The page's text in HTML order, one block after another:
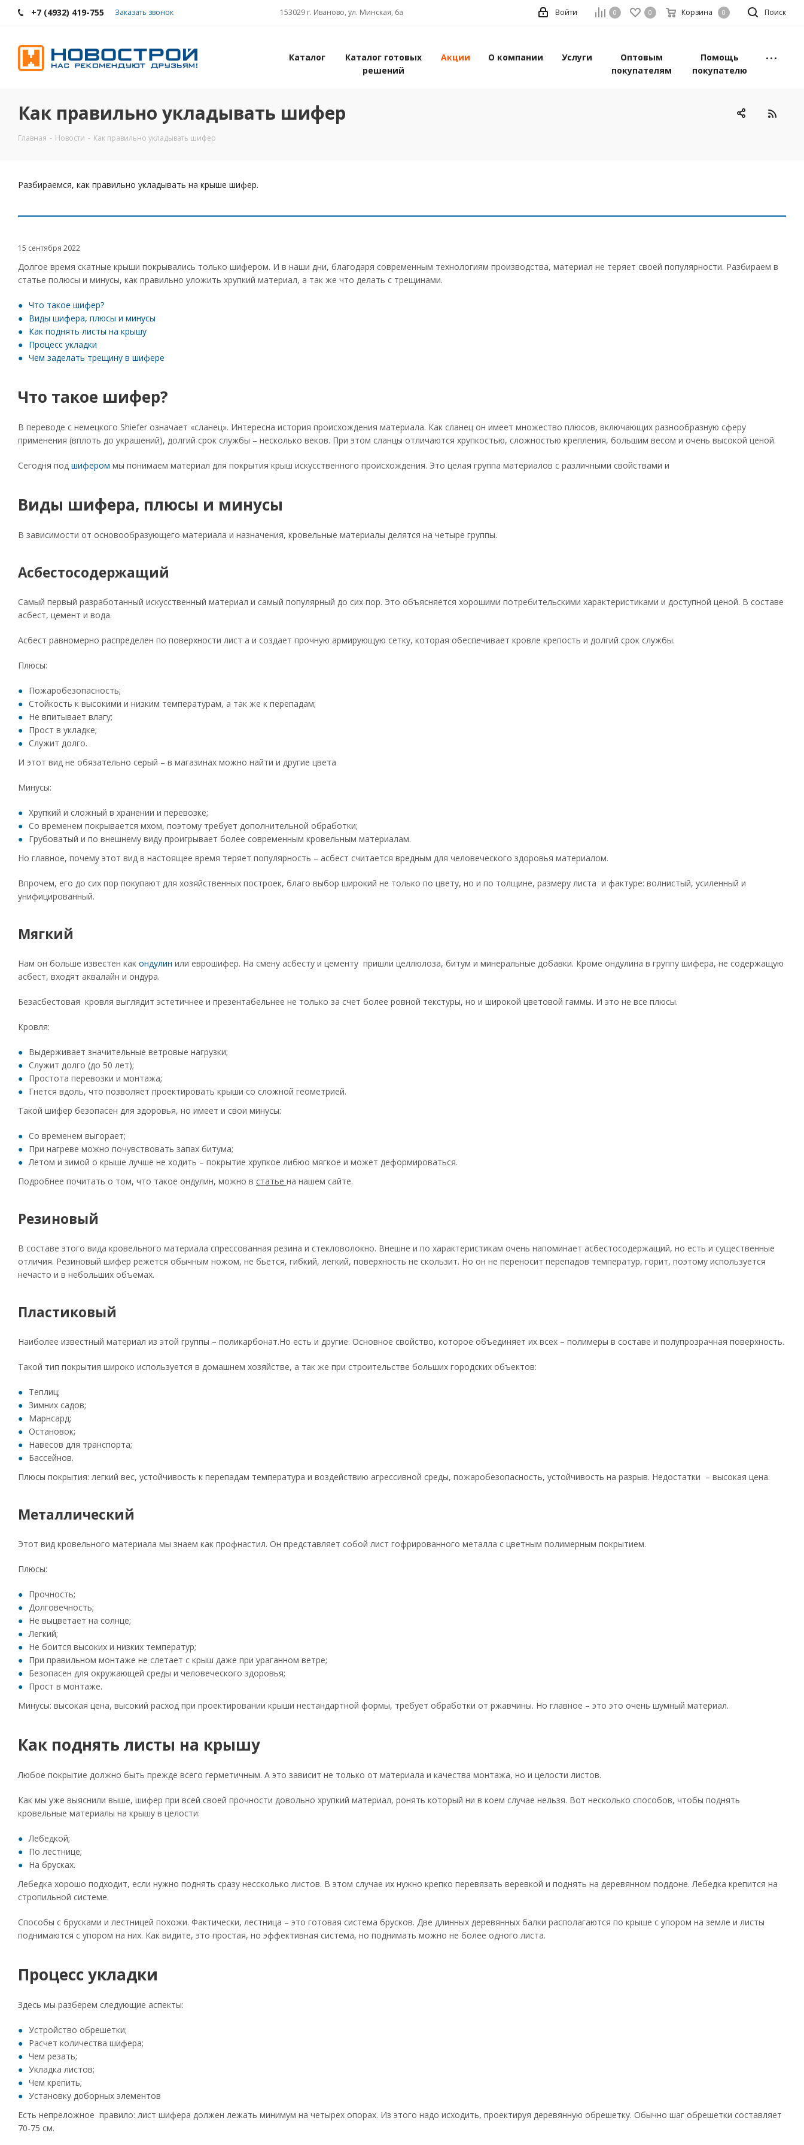
+7 (4932) 419-755 Заказать звонок 153029 г. Иваново, ул. Минская, 6а Поиск
0 0 Корзина 0
Войти
Каталог
Каталог готовых
решений
Акции О компании Услуги
Оптовым
покупателям
Помощь
покупателю
Как правильно укладывать шифер
Главная - Новости - Как правильно укладывать шифер
Разбираемся, как правильно укладывать на крыше шифер.
15 сентября 2022
Долгое время скатные крыши покрывались только шифером. И в наши дни, благодаря современным технологиям производства, материал не теряет своей популярности. Разбираем в
статье полюсы и минусы, как правильно уложить хрупкий материал, а так же что делать с трещинами.
Что такое шифер?
Виды шифера, плюсы и минусы
Как поднять листы на крышу
Процесс укладки
Чем заделать трещину в шифере
Что такое шифер?
В переводе с немецкого Shiefer означает «сланец». Интересна история происхождения материала. Как сланец он имеет множество плюсов, включающих разнообразную сферу
применения (вплоть до украшений), долгий срок службы – несколько веков. При этом сланцы отличаются хрупкостью, сложностью крепления, большим весом и очень высокой ценой.
Сегодня под шифером мы понимаем материал для покрытия крыш искусственного происхождения. Это целая группа материалов с различными свойствами и
Виды шифера, плюсы и минусы
В зависимости от основообразующего материала и назначения, кровельные материалы делятся на четыре группы.
Асбестосодержащий
Самый первый разработанный искусственный материал и самый популярный до сих пор. Это объясняется хорошими потребительскими характеристиками и доступной ценой. В составе
асбест, цемент и вода.
Асбест равномерно распределен по поверхности лист а и создает прочную армирующую сетку, которая обеспечивает кровле крепость и долгий срок службы.
Плюсы:
Пожаробезопасность;
Стойкость к высокими и низким температурам, а так же к перепадам;
Не впитывает влагу;
Прост в укладке;
Служит долго.
И этот вид не обязательно серый – в магазинах можно найти и другие цвета
Минусы:
Хрупкий и сложный в хранении и перевозке;
Со временем покрывается мхом, поэтому требует дополнительной обработки;
Грубоватый и по внешнему виду проигрывает более современным кровельным материалам.
Но главное, почему этот вид в настоящее время теряет популярность – асбест считается вредным для человеческого здоровья материалом.
Впрочем, его до сих пор покупают для хозяйственных построек, благо выбор широкий не только по цвету, но и по толщине, размеру листа и фактуре: волнистый, усиленный и
унифицированный.
Мягкий
Нам он больше известен как ондулин или еврошифер. На смену асбесту и цементу пришли целлюлоза, битум и минеральные добавки. Кроме ондулина в группу шифера, не содержащую
асбест, входят аквалайн и ондура.
Безасбестовая кровля выглядит эстетичнее и презентабельнее не только за счет более ровной текстуры, но и широкой цветовой гаммы. И это не все плюсы.
Кровля:
Выдерживает значительные ветровые нагрузки;
Служит долго (до 50 лет);
Простота перевозки и монтажа;
Гнется вдоль, что позволяет проектировать крыши со сложной геометрией.
Такой шифер безопасен для здоровья, но имеет и свои минусы:
Со временем выгорает;
При нагреве можно почувствовать запах битума;
Летом и зимой о крыше лучше не ходить – покрытие хрупкое либюо мягкое и может деформироваться.
Подробнее почитать о том, что такое ондулин, можно в статье на нашем сайте.
Резиновый
В составе этого вида кровельного материала спрессованная резина и стекловолокно. Внешне и по характеристикам очень напоминает асбестосодержащий, но есть и существенные
отличия. Резиновый шифер режется обычным ножом, не бьется, гибкий, легкий, поверхность не скользит. Но он не переносит перепадов температур, горит, поэтому используется
нечасто и в небольших объемах.
Пластиковый
Наиболее известный материал из этой группы – поликарбонат.Но есть и другие. Основное свойство, которое объединяет их всех – полимеры в составе и полупрозрачная поверхность.
Такой тип покрытия широко используется в домашнем хозяйстве, а так же при строительстве больших городских объектов:
Теплиц;
Зимних садов;
Марнсард;
Остановок;
Навесов для транспорта;
Бассейнов.
Плюсы покрытия: легкий вес, устойчивость к перепадам температура и воздействию агрессивной среды, пожаробезопасность, устойчивость на разрыв. Недостатки – высокая цена.
Металлический
Этот вид кровельного материала мы знаем как профнастил. Он представляет собой лист гофрированного металла с цветным полимерным покрытием.
Плюсы:
Прочность;
Долговечность;
Не выцветает на солнце;
Легкий;
Не боится высоких и низких температур;
При правильном монтаже не слетает с крыш даже при ураганном ветре;
Безопасен для окружающей среды и человеческого здоровья;
Прост в монтаже.
Минусы: высокая цена, высокий расход при проектировании крыши нестандартной формы, требует обработки от ржавчины. Но главное – это это очень шумный материал.
Как поднять листы на крышу
Любое покрытие должно быть прежде всего герметичным. А это зависит не только от материала и качества монтажа, но и целости листов.
Как мы уже выяснили выше, шифер при всей своей прочности довольно хрупкий материал, ронять который ни в коем случае нельзя. Вот несколько способов, чтобы поднять
кровельные материалы на крышу в целости:
Лебедкой;
По лестнице;
На брусках.
Лебедка хорошо подходит, если нужно поднять сразу нессколько листов. В этом случае их нужно крепко перевязать веревкой и поднять на деревянном поддоне. Лебедка крепится на
стропильной системе.
Способы с брусками и лестницей похожи. Фактически, лестница – это готовая система брусков. Две длинных деревянных балки располагаются по крыше с упором на земле и листы
поднимаются с упором на них. Как видите, это простая, но эффективная система, но поднимать можно не более одного листа.
Процесс укладки
Здесь мы разберем следующие аспекты:
Устройство обрешетки;
Расчет количества шифера;
Чем резать;
Укладка листов;
Чем крепить;
Установку доборных элементов
Есть непреложное правило: лист шифера должен лежать минимум на четырех опорах. Из этого надо исходить, проектируя деревянную обрешетку. Обычно шаг обрешетки составляет
70-75 см.